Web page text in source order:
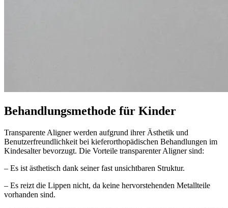
Behandlungsmethode für Kinder
Transparente Aligner werden aufgrund ihrer Ästhetik und
Benutzerfreundlichkeit bei kieferorthopädischen Behandlungen im
Kindesalter bevorzugt. Die Vorteile transparenter Aligner sind:
– Es ist ästhetisch dank seiner fast unsichtbaren Struktur.
– Es reizt die Lippen nicht, da keine hervorstehenden Metallteile
vorhanden sind.